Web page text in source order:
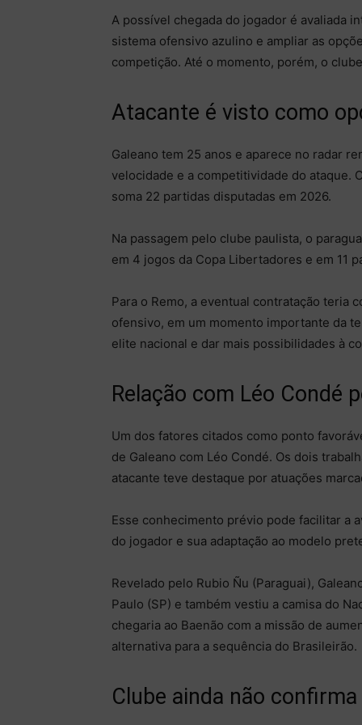
A possível chegada do jogador é avaliada
sistema ofensivo azulino e ampliar as
competição. Até o momento, porém, o
Atacante é visto como
Galeano tem 25 anos e aparece no radar
velocidade e a competitividade do ataque.
soma 22 partidas disputadas em 2026.
Na passagem pelo clube paulista, o
em 4 jogos da Copa Libertadores e em 11
Para o Remo, a eventual contratação teria
ofensivo, em um momento importante da
elite nacional e dar mais possibilidades à
Relação com Léo Condé
Um dos fatores citados como ponto
de Galeano com Léo Condé. Os dois
atacante teve destaque por atuações
Esse conhecimento prévio pode facilitar a
do jogador e sua adaptação ao modelo
Revelado pelo Rubio Ñu (Paraguai),
Paulo (SP) e também vestiu a camisa do
chegaria ao Baenão com a missão de
alternativa para a sequência do Brasileirão.
Clube ainda não